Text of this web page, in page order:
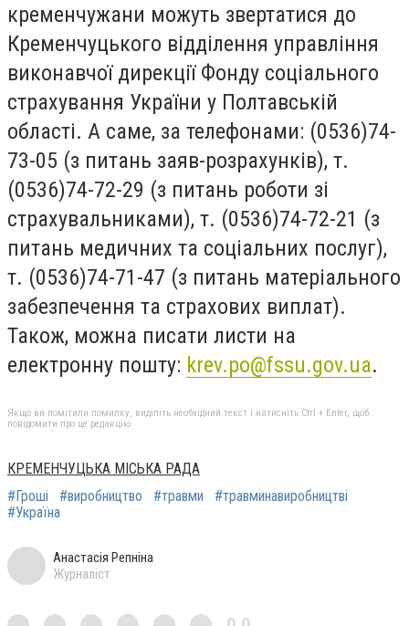
кременчужани можуть звертатися до
Кременчуцького відділення управління
виконавчої дирекції Фонду соціального
страхування України у Полтавській
області. А саме, за телефонами: (0536)74-
73-05 (з питань заяв-розрахунків), т.
(0536)74-72-29 (з питань роботи зі
страхувальниками), т. (0536)74-72-21 (з
питань медичних та соціальних послуг),
т. (0536)74-71-47 (з питань матеріального
забезпечення та страхових виплат).
Також, можна писати листи на
електронну пошту: krev.po@fssu.gov.ua.
Якщо ви помітили помилку, виділіть необхідний текст і натисніть Ctrl + Enter, щоб
повідомити про це редакцію
КРЕМЕНЧУЦЬКА МІСЬКА РАДА
#Гроші
#виробництво #травми
#травминавиробництві
#Україна
Анастасія Репніна
Журналіст